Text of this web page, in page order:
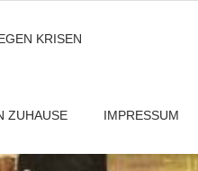
KRISEN
ZUHAUSE IMPRESSUM